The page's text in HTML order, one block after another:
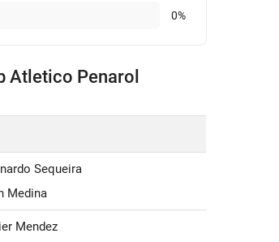
0%
Atletico Penarol
Sequeira
Medina
Mendez